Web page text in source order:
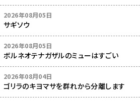
2026年08月05日
サギソウ
2026年08月05日
ボルネオテナガザルのミューはすごい
2026年08月04日
ゴリラのキヨマサを群れから分離します